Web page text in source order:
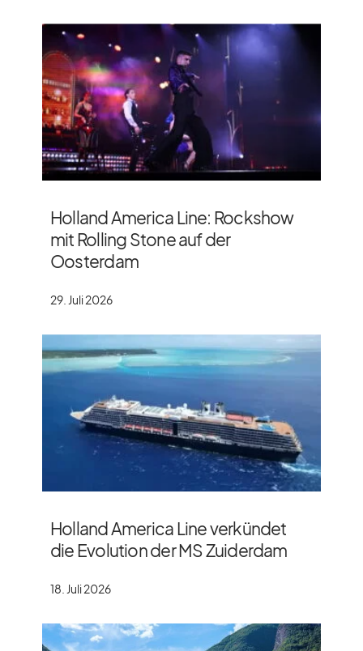
Holland America Line: Rockshow
mit Rolling Stone auf der
Oosterdam
29. Juli 2026
Holland America Line verkündet
die Evolution der MS Zuiderdam
18. Juli 2026